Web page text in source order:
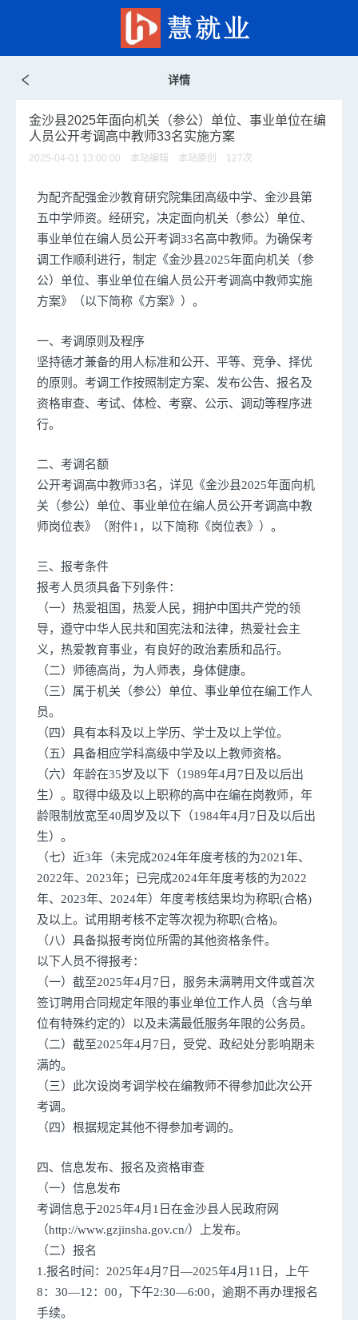
详情
金沙县2025年面向机关（参公）单位、事业单位在编
人员公开考调高中教师33名实施方案
2025-04-01 13:00:00 本站编辑 本站原创 127次
为配齐配强金沙教育研究院集团高级中学、金沙县第
五中学师资。经研究，决定面向机关（参公）单位、
事业单位在编人员公开考调33名高中教师。为确保考
调工作顺利进行，制定《金沙县2025年面向机关（参
公）单位、事业单位在编人员公开考调高中教师实施
方案》（以下简称《方案》）。
一、考调原则及程序
坚持德才兼备的用人标准和公开、平等、竞争、择优
的原则。考调工作按照制定方案、发布公告、报名及
资格审查、考试、体检、考察、公示、调动等程序进
行。
二、考调名额
公开考调高中教师33名，详见《金沙县2025年面向机
关（参公）单位、事业单位在编人员公开考调高中教
师岗位表》（附件1，以下简称《岗位表》）。
三、报考条件
报考人员须具备下列条件：
（一）热爱祖国，热爱人民，拥护中国共产党的领
导，遵守中华人民共和国宪法和法律，热爱社会主
义，热爱教育事业，有良好的政治素质和品行。
（二）师德高尚，为人师表，身体健康。
（三）属于机关（参公）单位、事业单位在编工作人
员。
（四）具有本科及以上学历、学士及以上学位。
（五）具备相应学科高级中学及以上教师资格。
（六）年龄在35岁及以下（1989年4月7日及以后出
生）。取得中级及以上职称的高中在编在岗教师，年
龄限制放宽至40周岁及以下（1984年4月7日及以后出
生）。
（七）近3年（未完成2024年年度考核的为2021年、
2022年、2023年；已完成2024年年度考核的为2022
年、2023年、2024年）年度考核结果均为称职(合格)
及以上。试用期考核不定等次视为称职(合格)。
（八）具备拟报考岗位所需的其他资格条件。
以下人员不得报考：
（一）截至2025年4月7日，服务未满聘用文件或首次
签订聘用合同规定年限的事业单位工作人员（含与单
位有特殊约定的）以及未满最低服务年限的公务员。
（二）截至2025年4月7日，受党、政纪处分影响期未
满的。
（三）此次设岗考调学校在编教师不得参加此次公开
考调。
（四）根据规定其他不得参加考调的。
四、信息发布、报名及资格审查
（一）信息发布
考调信息于2025年4月1日在金沙县人民政府网
（http://www.gzjinsha.gov.cn/）上发布。
（二）报名
1.报名时间：2025年4月7日—2025年4月11日，上午
8：30—12：00，下午2:30—6:00，逾期不再办理报名
手续。